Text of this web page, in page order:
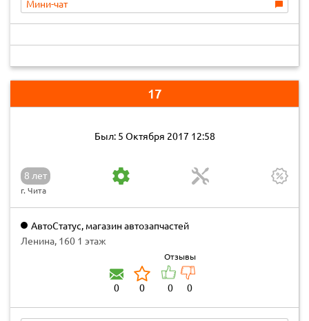
Мини-чат
17
Был: 5 Октября 2017 12:58
8 лет
г. Чита
АвтоСтатус, магазин автозапчастей
Ленина, 160 1 этаж
0 0
Отзывы
0 0